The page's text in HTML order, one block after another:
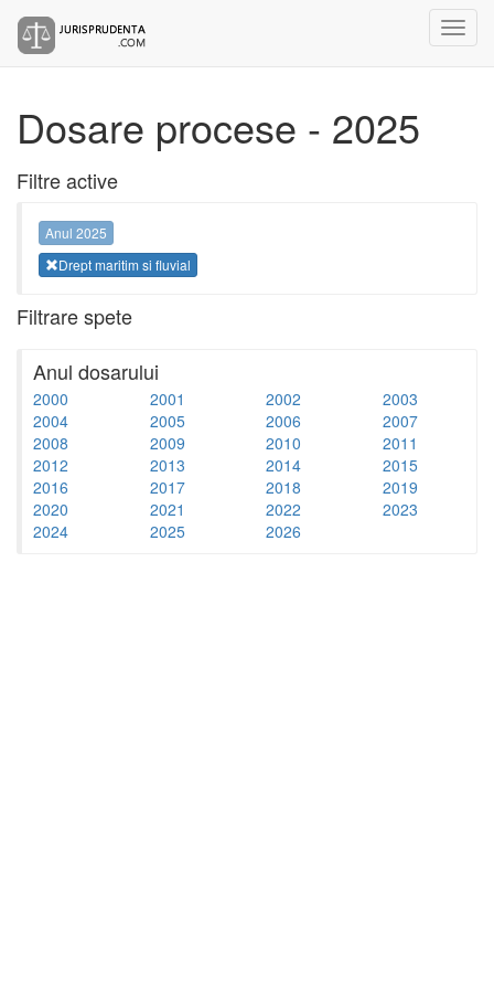
Dosare procese - 2025
Filtre active
Anul 2025
Drept maritim si fluvial
Filtrare spete
Anul dosarului
2000 2001 2002
2003
2004
2005 2006
2007
2008
2009 2010
2011
2012
2013 2014
2015
2016
2017 2018
2019
2020
2021 2022
2023
2024
2025 2026